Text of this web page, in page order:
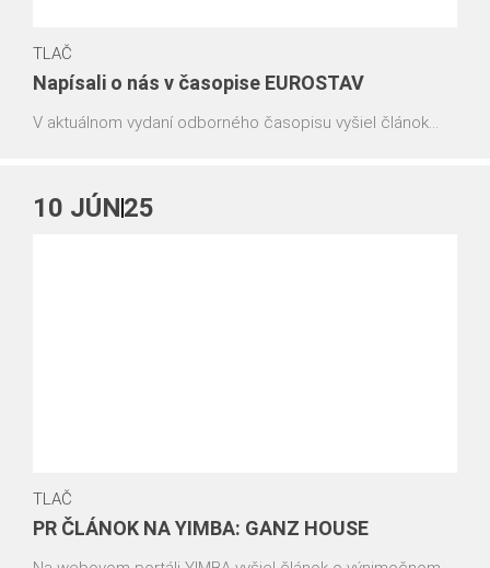
TLAČ
Napísali o nás v časopise EUROSTAV
V aktuálnom vydaní odborného časopisu vyšiel článok
pomáhajú formovať budúcnosť stavebného priemyslu.
10 JÚN25
TLAČ
PR ČLÁNOK NA YIMBA: GANZ HOUSE